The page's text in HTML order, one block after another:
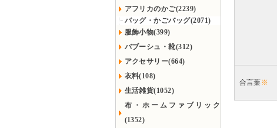
アフリカのかご(2239)
バッグ・かごバッグ(2071)
服飾小物(399)
バブーシュ・靴(312)
アクセサリー(664)
衣料(108)
生活雑貨(1052)
布・ホームファブリック
(1352)
合言葉※